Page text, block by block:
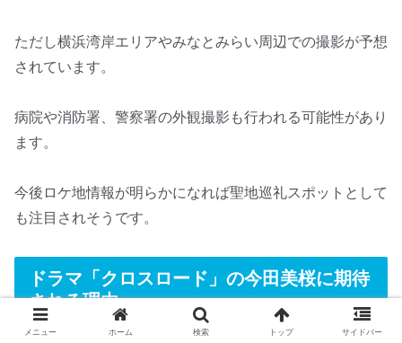
ただし横浜湾岸エリアやみなとみらい周辺での撮影が予想
されています。
病院や消防署、警察署の外観撮影も行われる可能性があり
ます。
今後ロケ地情報が明らかになれば聖地巡礼スポットとして
も注目されそうです。
ドラマ「クロスロード」の今田美桜に期待
される理由
メニュー ホーム 検索 トップ サイドバー